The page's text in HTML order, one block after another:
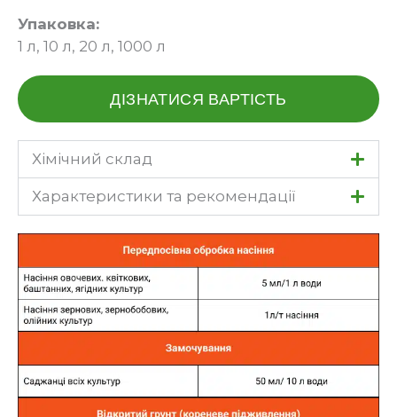
Упаковка:
1 л, 10 л, 20 л, 1000 л
ДІЗНАТИСЯ ВАРТІСТЬ
Хімічний склад
Характеристики та рекомендації